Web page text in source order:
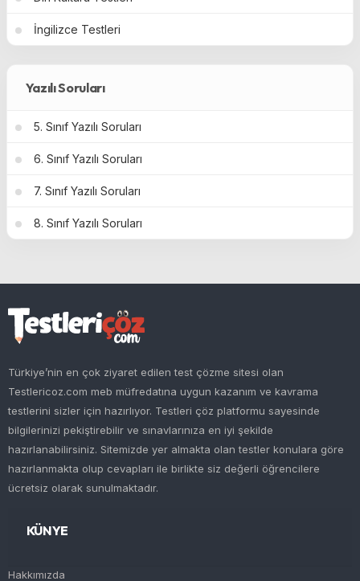
İngilizce Testleri
Yazılı Soruları
5. Sınıf Yazılı Soruları
6. Sınıf Yazılı Soruları
7. Sınıf Yazılı Soruları
8. Sınıf Yazılı Soruları
Türkiye’nin en çok ziyaret edilen test çözme sitesi olan
Testlericoz.com meb müfredatına uygun kazanım ve kavrama
testlerini sizler için hazırlıyor. Testleri çöz platformu sayesinde
bilgilerinizi pekiştirebilir ve sınavlarınıza en iyi şekilde
hazırlanabilirsiniz. Sitemizde yer almakta olan testler konulara göre
hazırlanmakta olup cevapları ile birlikte siz değerli öğrencilere
ücretsiz olarak sunulmaktadır.
KÜNYE
Hakkımızda